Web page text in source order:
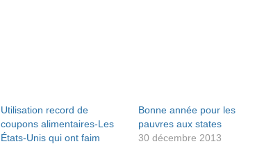
Utilisation record de
coupons alimentaires-Les
États-Unis qui ont faim
Bonne année pour les
pauvres aux states
30 décembre 2013